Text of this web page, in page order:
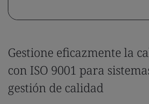
Gestione eficazmente la
con ISO 9001 para
gestión de calidad